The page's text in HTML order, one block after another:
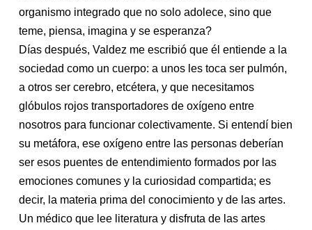
organismo integrado que no solo adolece, sino que
teme, piensa, imagina y se esperanza?
Días después, Valdez me escribió que él entiende a la
sociedad como un cuerpo: a unos les toca ser pulmón,
a otros ser cerebro, etcétera, y que necesitamos
glóbulos rojos transportadores de oxígeno entre
nosotros para funcionar colectivamente. Si entendí bien
su metáfora, ese oxígeno entre las personas deberían
ser esos puentes de entendimiento formados por las
emociones comunes y la curiosidad compartida; es
decir, la materia prima del conocimiento y de las artes.
Un médico que lee literatura y disfruta de las artes